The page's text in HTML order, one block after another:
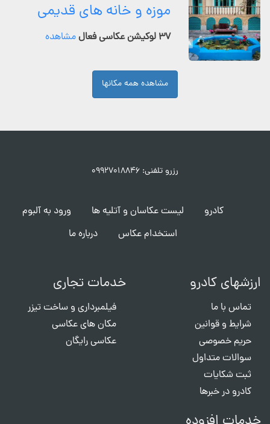
موزه و خانه های قدیمی
۳۷ لوکیشن عکاسی فعال مشاهده
مشاهده همه مکانها
رزرو تلفنی: ۰۹۹۲۷۰۱۸۸۴۶
کادرو لیست عکاسان و آتلیه ها
ورود به آلبوم
استخدام عکاس
درباره ما
ارزشهای کادرو
تماس با ما
شرایط و قوانین
حریم خصوصی
سوالات متداول
ثبت شکایات
کادرو در خبرها
خدمات تجاری
فیلمبرداری و ساخت تیزر
مکان های عکاسی
عکاسی رایگان